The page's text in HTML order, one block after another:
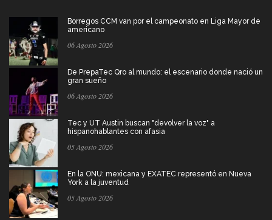
Borregos CCM van por el campeonato en Liga Mayor de
americano
06 Agosto 2026
De PrepaTec Qro al mundo: el escenario donde nació un
gran sueño
06 Agosto 2026
Tec y UT Austin buscan "devolver la voz" a
hispanohablantes con afasia
05 Agosto 2026
En la ONU: mexicana y EXATEC representó en Nueva
York a la juventud
05 Agosto 2026